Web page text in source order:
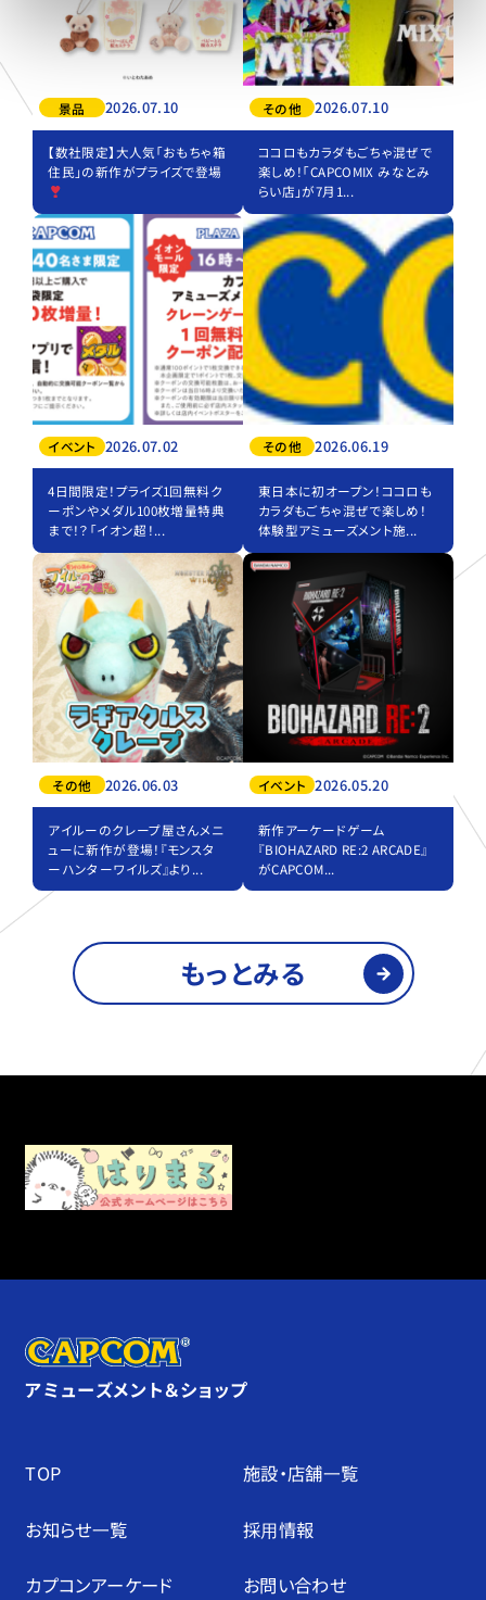
景品 2026.07.10
【数社限定】大人気「おもちゃ箱
住民」の新作がプライズで登場
その他 2026.07.10
ココロもカラダもごちゃ混ぜで
楽しめ！「CAPCOMIX みなとみ
らい店」が7月1...
イベント 2026.07.02
4日間限定！プライズ1回無料ク
ーポンやメダル100枚増量特典
まで！？「イオン超！...
その他 2026.06.19
東日本に初オープン！ココロも
カラダもごちゃ混ぜで楽しめ！
体験型アミューズメント施...
その他 2026.06.03
アイルーのクレープ屋さんメニ
ューに新作が登場！『モンスタ
ーハンターワイルズ』より...
イベント 2026.05.20
新作アーケードゲーム
『BIOHAZARD RE:2 ARCADE』
がCAPCOM...
もっとみる
アミューズメント＆ショップ
TOP 施設・店舗⼀覧
お知らせ⼀覧 採⽤情報
カプコンアーケード お問い合わせ